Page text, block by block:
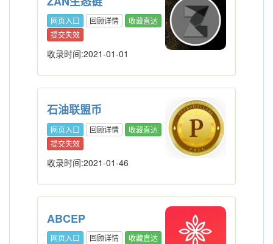
网页入口 回顾详情
收藏直达
提交失效
收录时间:2021-01-01
石油联盟币
网页入口 回顾详情
收藏直达
提交失效
收录时间:2021-01-46
ABCEP
网页入口 回顾详情
收藏直达